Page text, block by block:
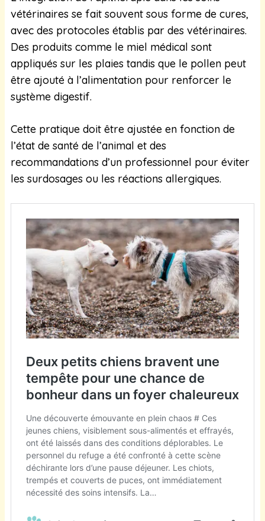
vétérinaires se fait souvent sous forme de cures,
avec des protocoles établis par des vétérinaires.
Des produits comme le miel médical sont
appliqués sur les plaies tandis que le pollen peut
être ajouté à l’alimentation pour renforcer le
système digestif.
Cette pratique doit être ajustée en fonction de
l’état de santé de l’animal et des
recommandations d’un professionnel pour éviter
les surdosages ou les réactions allergiques.